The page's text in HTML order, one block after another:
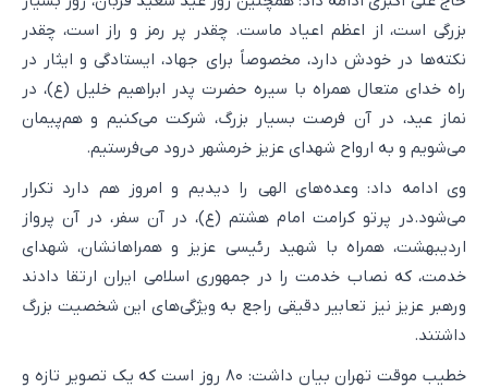
بزرگی است، از اعظم اعیاد ماست. چقدر پر رمز و راز است، چقدر
نکته‌ها در خودش دارد، مخصوصاً برای جهاد، ایستادگی و ایثار در
راه خدای متعال همراه با سیره حضرت پدر ابراهیم خلیل (ع)، در
نماز عید، در آن فرصت بسیار بزرگ، شرکت می‌کنیم و هم‌پیمان
می‌شویم و به ارواح شهدای عزیز خرمشهر درود می‌فرستیم.
وی ادامه داد: وعده‌های الهی را دیدیم و امروز هم دارد تکرار
می‌شود.در پرتو کرامت امام هشتم (ع)، در آن سفر، در آن پرواز
اردیبهشت، همراه با شهید رئیسی عزیز و همراهانشان، شهدای
خدمت، که نصاب خدمت را در جمهوری اسلامی ایران ارتقا دادند
ورهبر عزیز نیز تعابیر دقیقی راجع به ویژگی‌های این شخصیت بزرگ
داشتند.
خطیب موقت تهران بیان داشت: ۸۰ روز است که یک تصویر تازه و